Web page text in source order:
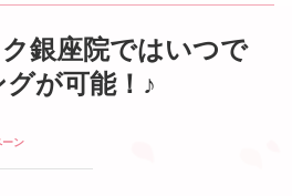
銀座院ではいつで
が可能！♪
ン